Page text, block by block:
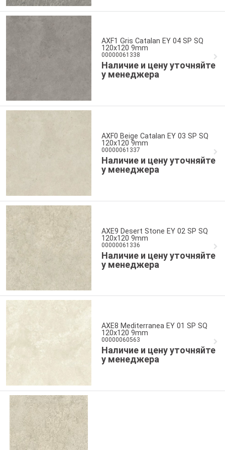
AXF1 Gris Catalan EY 04 SP SQ
120x120 9mm
00000061338
Наличие и цену уточняйте
у менеджера
AXF0 Beige Catalan EY 03 SP SQ
120x120 9mm
00000061337
Наличие и цену уточняйте
у менеджера
AXE9 Desert Stone EY 02 SP SQ
120x120 9mm
00000061336
Наличие и цену уточняйте
у менеджера
AXE8 Mediterranea EY 01 SP SQ
120x120 9mm
00000060563
Наличие и цену уточняйте
у менеджера